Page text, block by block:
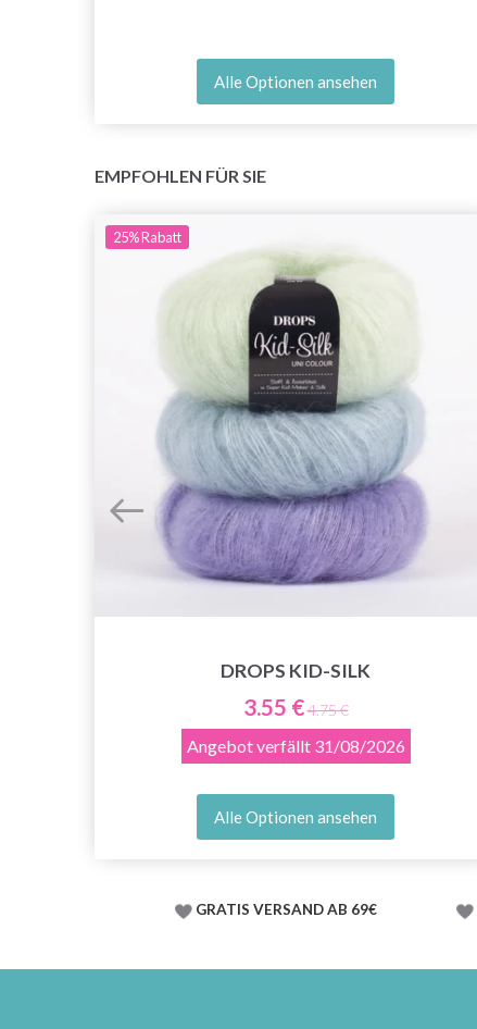
Alle Optionen ansehen
EMPFOHLEN FÜR SIE
25%Rabatt
DROPS KID-SILK
3.55 €4.75 €
Angebot verfällt 31/08/2026
Alle Optionen ansehen
GRATIS VERSAND AB 69€